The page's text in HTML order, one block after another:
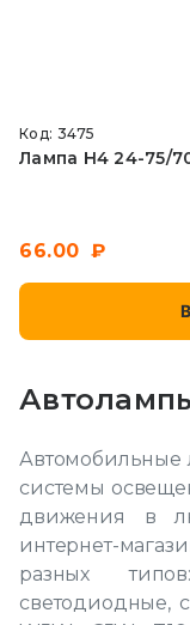
Код: 3475
Лампа Н4 24-75/
66.00
Автомобильные
системы
движения в
интернет-
разных
светодиодные,